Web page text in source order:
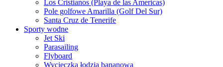
Los Cristianos (Playa de las Americas)
Pole golfowe Amarilla (Golf Del Sur)
Santa Cruz de Tenerife
Sporty wodne
Jet Ski
Parasailing
Flyboard
Wycieczka łodzią bananową